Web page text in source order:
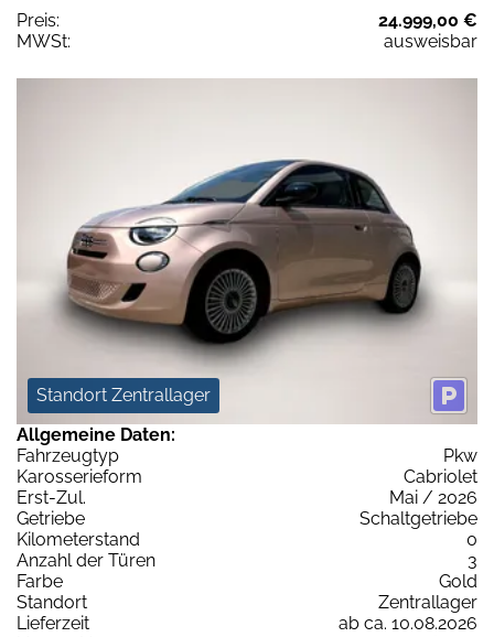
Preis:
24.999,00 €
MWSt:
ausweisbar
Standort Zentrallager
Allgemeine Daten:
Fahrzeugtyp
Pkw
Karosserieform
Cabriolet
Erst-Zul.
Mai / 2026
Getriebe
Schaltgetriebe
Kilometerstand
0
Anzahl der Türen
3
Farbe
Gold
Standort
Zentrallager
Lieferzeit
ab ca. 10.08.2026